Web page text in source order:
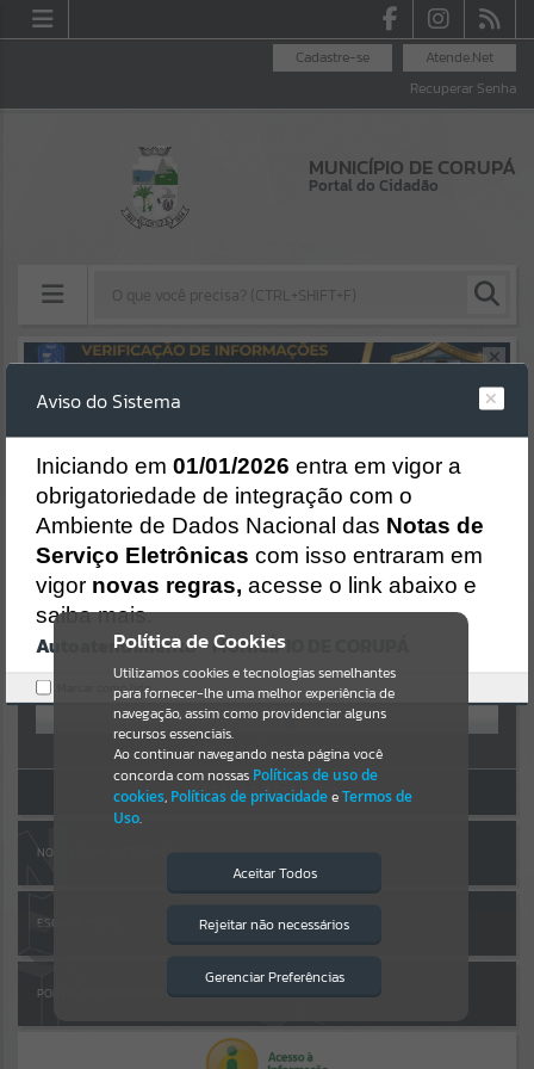
Atende.Net
Cadastre-se
Recuperar Senha
MUNICÍPIO DE CORUPÁ
Portal do Cidadão
Resultados para""
Portais
Por favor, aguarde...
NOTÍCIAS
Por favor, aguarde...
Por favor, aguarde...
SERVIÇOS
PÁGINAS
AUTOATENDIMENTO
OU
Cadastre-se|Recuperar Senha
ACESSAR SEM LOGIN
NOTA FISCAL ELETRÔNICA
ESCRITA FISCAL
PORTAL DA TRANSPARÊNCIA
Política de Cookies
Utilizamos cookies e tecnologias semelhantes
para fornecer-lhe uma melhor experiência de
navegação, assim como providenciar alguns
recursos essenciais.
Ao continuar navegando nesta página você
concorda com nossas Políticas de uso de
cookies, Políticas de privacidadeeTermos de
Uso.
Aceitar Todos
Rejeitar não necessários
Gerenciar Preferências
Isto significa que diversos recursos
providenciados poderão não estar
Aviso do Sistema
Iniciando em 01/01/2026 entra em vigor a
obrigatoriedade de integração com o
Ambiente de Dados Nacional das Notas de
Serviço Eletrônicas com isso entraram em
vigor novas regras, acesse o link abaixo e
saiba mais.
Autoatendimento - MUNICÍPIO DE CORUPÁ
Marcar como lido.
Erro
Gerenciamento do Sistema
CÓDIGO DA MENSAGEM:
Ocorreu um erro de script:
Uncaught SyntaxError: Unexpected token '('
https://corupa.atende.net/cidadao/pagina/static/bundle/wpo_index
_2_base_l2_portal_editores_sync_dd63a725aa1a3e42e62571aa199b6
7e2.js?v=816ac05d:47
Verificar Mais Detalhes